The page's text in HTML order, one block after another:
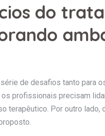
do
de desafios tanto para
profissionais precisam
terapêutico. Por outro